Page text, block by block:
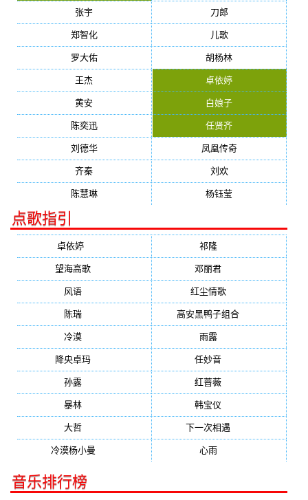
张宇 刀郎
郑智化 儿歌
罗大佑 胡杨林
王杰 卓依婷
黄安 白娘子
陈奕迅 任贤齐
刘德华 凤凰传奇
齐秦 刘欢
陈慧琳 杨钰莹
点歌指引
卓依婷 祁隆(647)
望海高歌 邓丽君
风语 红尘情歌(472)
陈瑞 高安黑鸭子组合
冷漠 雨露(350)
降央卓玛 任妙音
孙露 红蔷薇
暴林 韩宝仪
大哲 下一次相遇
冷漠杨小曼 心雨(232)
音乐排行榜